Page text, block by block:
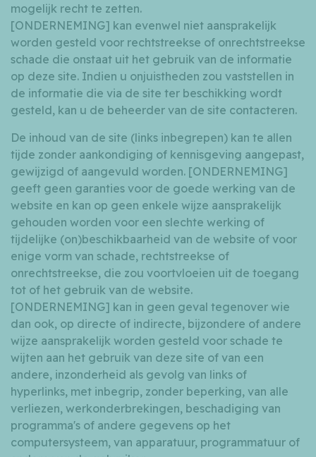
mogelijk recht te zetten.
[ONDERNEMING] kan evenwel niet aansprakelijk
worden gesteld voor rechtstreekse of onrechtstreekse
schade die onstaat uit het gebruik van de informatie
op deze site. Indien u onjuistheden zou vaststellen in
de informatie die via de site ter beschikking wordt
gesteld, kan u de beheerder van de site contacteren.
De inhoud van de site (links inbegrepen) kan te allen
tijde zonder aankondiging of kennisgeving aangepast,
gewijzigd of aangevuld worden. [ONDERNEMING]
geeft geen garanties voor de goede werking van de
website en kan op geen enkele wijze aansprakelijk
gehouden worden voor een slechte werking of
tijdelijke (on)beschikbaarheid van de website of voor
enige vorm van schade, rechtstreekse of
onrechtstreekse, die zou voortvloeien uit de toegang
tot of het gebruik van de website.
[ONDERNEMING] kan in geen geval tegenover wie
dan ook, op directe of indirecte, bijzondere of andere
wijze aansprakelijk worden gesteld voor schade te
wijten aan het gebruik van deze site of van een
andere, inzonderheid als gevolg van links of
hyperlinks, met inbegrip, zonder beperking, van alle
verliezen, werkonderbrekingen, beschadiging van
programma's of andere gegevens op het
computersysteem, van apparatuur, programmatuur of